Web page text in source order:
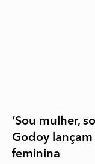
‘Sou mulher,
Godoy
feminina